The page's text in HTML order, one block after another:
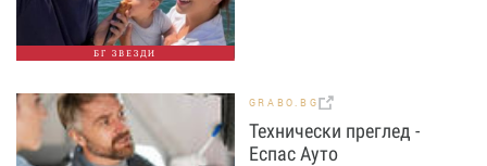
БГ ЗВЕЗДИ
GRABO.BG
Технически преглед -
Еспас Ауто